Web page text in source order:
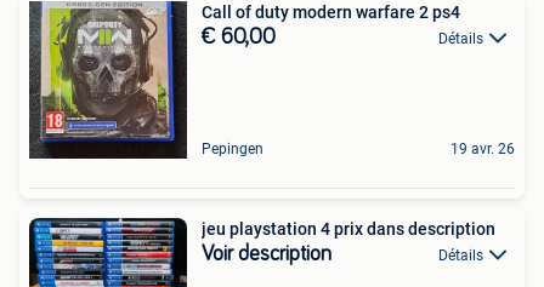
Call of duty modern warfare 2 ps4
€ 60,00 Détails
Pepingen 19 avr. 26
jeu playstation 4 prix dans description
Voir description Détails